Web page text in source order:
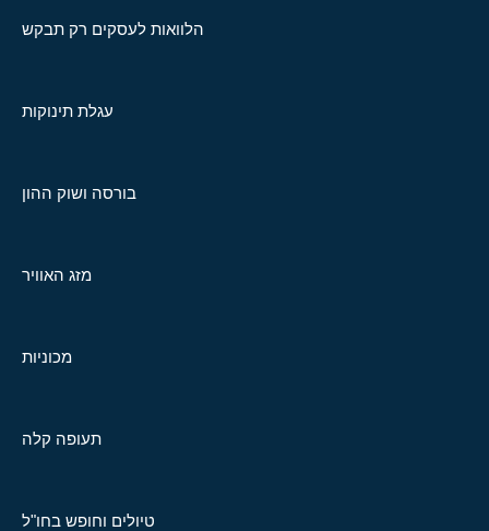
הלוואות לעסקים רק תבקש
עגלת תינוקות
בורסה ושוק ההון
מזג האוויר
מכוניות
תעופה קלה
טיולים וחופש בחו"ל